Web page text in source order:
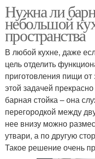
Нужна ли
небольшой
пространства
В любой кухне, даже
цель отделить
приготовления пищи
этой задачей
барная стойка – она
перегородкой между
нее внизу можно
утвари, а по другую
Такое решение очень